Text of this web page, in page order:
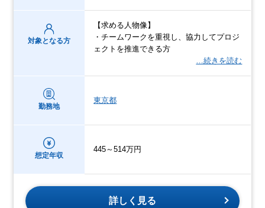
対象となる方
【求める人物像】
・チームワークを重視し、協力してプロジ
ェクトを推進できる方
…続きを読む
勤務地
東京都
想定年収
445～514万円
詳しく見る